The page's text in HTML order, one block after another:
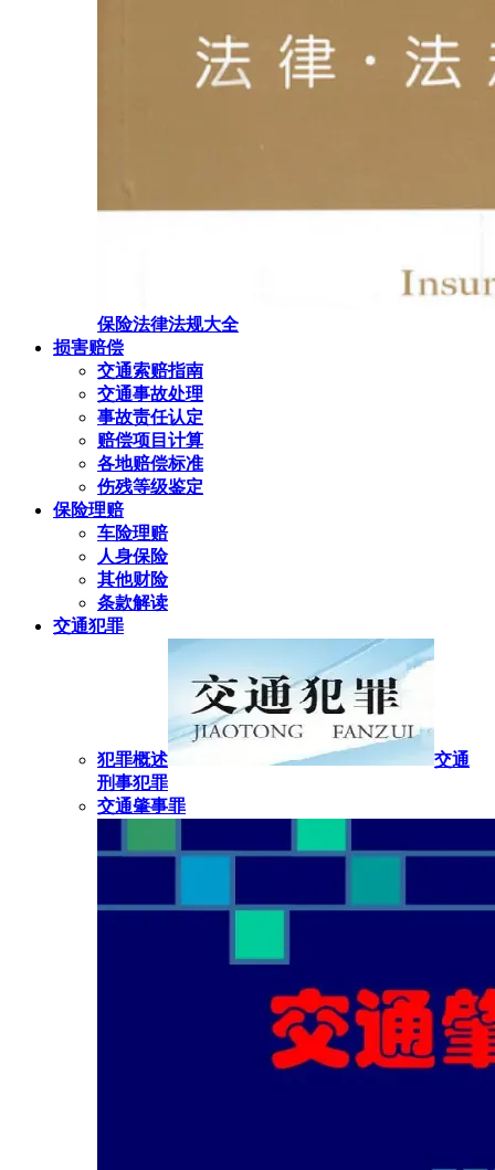
保险法律法规大全
损害赔偿
交通索赔指南
交通事故处理
事故责任认定
赔偿项目计算
各地赔偿标准
伤残等级鉴定
保险理赔
车险理赔
人身保险
其他财险
条款解读
交通犯罪
犯罪概述
交通
刑事犯罪
交通肇事罪